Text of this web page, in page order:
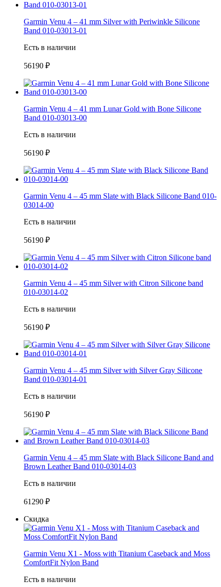
Garmin Venu 4 – 41 mm Silver with Periwinkle Silicone
Band 010-03013-01
Есть в наличии
56190 ₽
Garmin Venu 4 – 41 mm Lunar Gold with Bone Silicone
Band 010-03013-00
Есть в наличии
56190 ₽
Garmin Venu 4 – 45 mm Slate with Black Silicone Band 010-
03014-00
Есть в наличии
56190 ₽
Garmin Venu 4 – 45 mm Silver with Citron Silicone band
010-03014-02
Есть в наличии
56190 ₽
Garmin Venu 4 – 45 mm Silver with Silver Gray Silicone
Band 010-03014-01
Есть в наличии
56190 ₽
Garmin Venu 4 – 45 mm Slate with Black Silicone Band and
Brown Leather Band 010-03014-03
Есть в наличии
61290 ₽
Скидка
Garmin Venu X1 - Moss with Titanium Caseback and Moss
ComfortFit Nylon Band
Есть в наличии